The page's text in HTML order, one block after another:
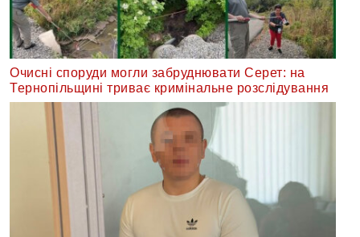
Очисні споруди могли забруднювати Серет: на
Тернопільщині триває кримінальне розслідування